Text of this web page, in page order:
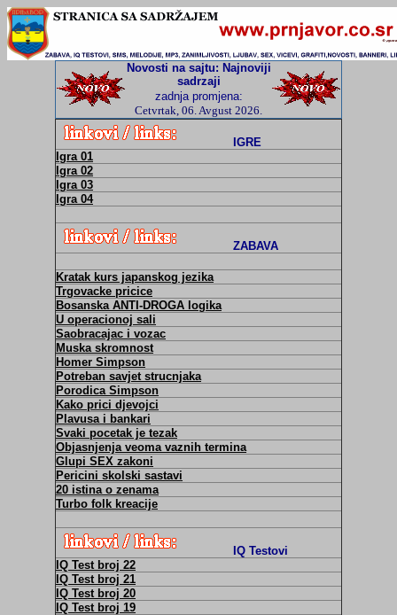
Novosti na sajtu: Najnoviji
sadrzaji
zadnja promjena:
Cetvrtak, 06. Avgust 2026.
IGRE
Igra 01
Igra 02
Igra 03
Igra 04
ZABAVA
Kratak kurs japanskog jezika
Trgovacke pricice
Bosanska ANTI-DROGA logika
U operacionoj sali
Saobracajac i vozac
Muska skromnost
Homer Simpson
Potreban savjet strucnjaka
Porodica Simpson
Kako prici djevojci
Plavusa i bankari
Svaki pocetak je tezak
Objasnjenja veoma vaznih termina
Glupi SEX zakoni
Pericini skolski sastavi
20 istina o zenama
Turbo folk kreacije
IQ Testovi
IQ Test broj 22
IQ Test broj 21
IQ Test broj 20
IQ Test broj 19